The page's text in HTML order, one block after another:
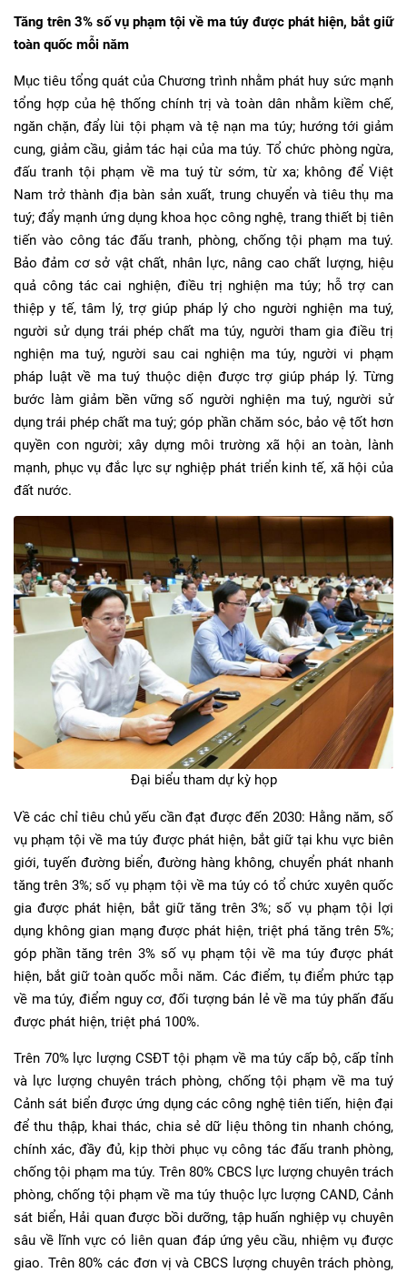
Tăng trên 3% số vụ phạm tội về ma túy được phát hiện, bắt giữ
toàn quốc mỗi năm
Mục tiêu tổng quát của Chương trình nhằm phát huy sức mạnh
tổng hợp của hệ thống chính trị và toàn dân nhằm kiềm chế,
ngăn chặn, đẩy lùi tội phạm và tệ nạn ma túy; hướng tới giảm
cung, giảm cầu, giảm tác hại của ma túy. Tổ chức phòng ngừa,
đấu tranh tội phạm về ma tuý từ sớm, từ xa; không để Việt
Nam trở thành địa bàn sản xuất, trung chuyển và tiêu thụ ma
tuý; đẩy mạnh ứng dụng khoa học công nghệ, trang thiết bị tiên
tiến vào công tác đấu tranh, phòng, chống tội phạm ma tuý.
Bảo đảm cơ sở vật chất, nhân lực, nâng cao chất lượng, hiệu
quả công tác cai nghiện, điều trị nghiện ma túy; hỗ trợ can
thiệp y tế, tâm lý, trợ giúp pháp lý cho người nghiện ma tuý,
người sử dụng trái phép chất ma túy, người tham gia điều trị
nghiện ma tuý, người sau cai nghiện ma túy, người vi phạm
pháp luật về ma tuý thuộc diện được trợ giúp pháp lý. Từng
bước làm giảm bền vững số người nghiện ma tuý, người sử
dụng trái phép chất ma tuý; góp phần chăm sóc, bảo vệ tốt hơn
quyền con người; xây dựng môi trường xã hội an toàn, lành
mạnh, phục vụ đắc lực sự nghiệp phát triển kinh tế, xã hội của
đất nước.
Đại biểu tham dự kỳ họp
Về các chỉ tiêu chủ yếu cần đạt được đến 2030: Hằng năm, số
vụ phạm tội về ma túy được phát hiện, bắt giữ tại khu vực biên
giới, tuyến đường biển, đường hàng không, chuyển phát nhanh
tăng trên 3%; số vụ phạm tội về ma túy có tổ chức xuyên quốc
gia được phát hiện, bắt giữ tăng trên 3%; số vụ phạm tội lợi
dụng không gian mạng được phát hiện, triệt phá tăng trên 5%;
góp phần tăng trên 3% số vụ phạm tội về ma túy được phát
hiện, bắt giữ toàn quốc mỗi năm. Các điểm, tụ điểm phức tạp
về ma túy, điểm nguy cơ, đối tượng bán lẻ về ma túy phấn đấu
được phát hiện, triệt phá 100%.
Trên 70% lực lượng CSĐT tội phạm về ma túy cấp bộ, cấp tỉnh
và lực lượng chuyên trách phòng, chống tội phạm về ma tuý
Cảnh sát biển được ứng dụng các công nghệ tiên tiến, hiện đại
để thu thập, khai thác, chia sẻ dữ liệu thông tin nhanh chóng,
chính xác, đầy đủ, kịp thời phục vụ công tác đấu tranh phòng,
chống tội phạm ma túy. Trên 80% CBCS lực lượng chuyên trách
phòng, chống tội phạm về ma túy thuộc lực lượng CAND, Cảnh
sát biển, Hải quan được bồi dưỡng, tập huấn nghiệp vụ chuyên
sâu về lĩnh vực có liên quan đáp ứng yêu cầu, nhiệm vụ được
giao. Trên 80% các đơn vị và CBCS lượng chuyên trách phòng,